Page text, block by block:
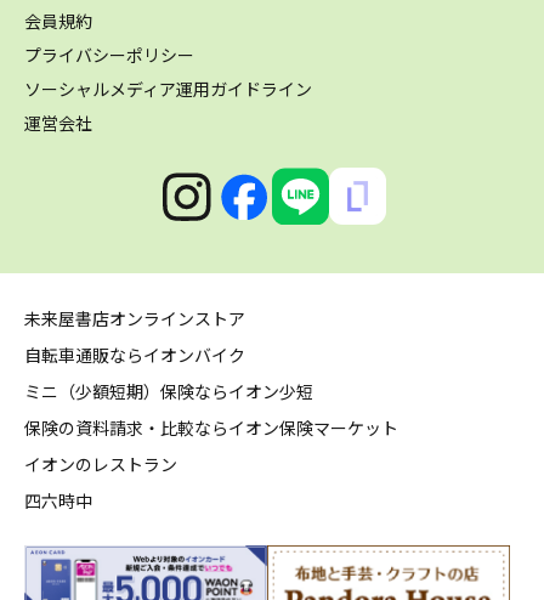
会員規約
プライバシーポリシー
ソーシャルメディア運用ガイドライン
運営会社
未来屋書店オンラインストア
自転車通販ならイオンバイク
ミニ（少額短期）保険ならイオン少短
保険の資料請求・比較ならイオン保険マーケット
イオンのレストラン
四六時中